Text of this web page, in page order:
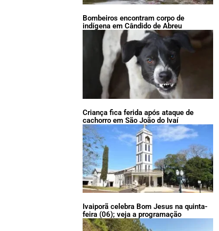
Bombeiros encontram corpo de
indígena em Cândido de Abreu
Criança fica ferida após ataque de
cachorro em São João do Ivaí
Ivaiporã celebra Bom Jesus na quinta-
feira (06); veja a programação